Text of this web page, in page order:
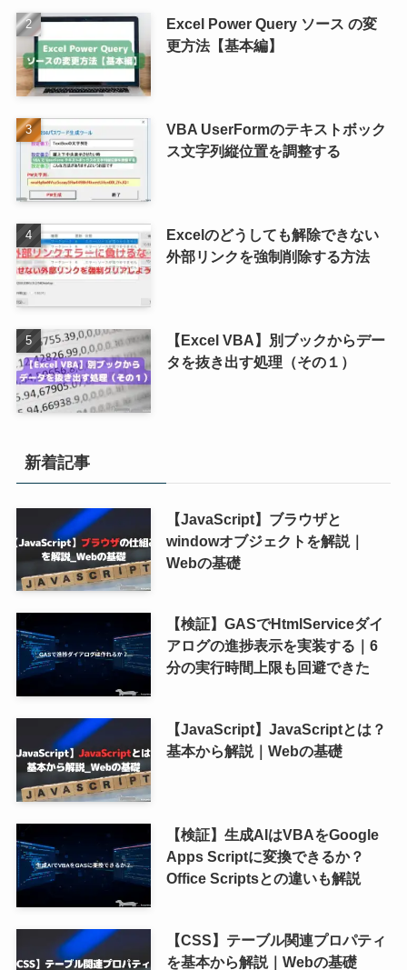
Excel Power Query ソース の変
更方法【基本編】
VBA UserFormのテキストボック
ス文字列縦位置を調整する
Excelのどうしても解除できない
外部リンクを強制削除する方法
【Excel VBA】別ブックからデー
タを抜き出す処理（その１）
新着記事
【JavaScript】ブラウザと
windowオブジェクトを解説｜
Webの基礎
【検証】GASでHtmlServiceダイ
アログの進捗表示を実装する｜6
分の実行時間上限も回避できた
【JavaScript】JavaScriptとは？
基本から解説｜Webの基礎
【検証】生成AIはVBAをGoogle
Apps Scriptに変換できるか？
Office Scriptsとの違いも解説
【CSS】テーブル関連プロパティ
を基本から解説｜Webの基礎